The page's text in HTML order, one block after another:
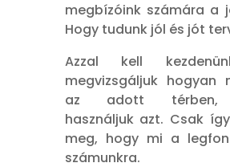
megbízóink számára a
Hogy tudunk jól és jót
Azzal kell
megvizsgáljuk hogyan
az adott térben,
használjuk azt. Csak
meg, hogy mi a
számunkra.